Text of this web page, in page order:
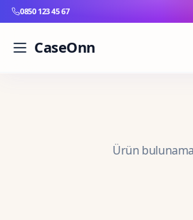
0850 123 45 67
CaseOnn
Ürün